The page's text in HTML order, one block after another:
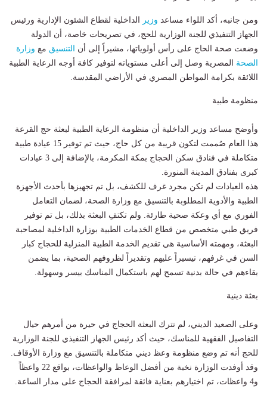
ومن جانبه، أكد اللواء مساعد وزير الداخلية لقطاع الشئون الإدارية ورئيس
الجهاز التنفيذي للجنة الوزارية للحج، في تصريحات خاصة، أن الدولة
وضعت صحة الحاج على رأس أولوياتها، مشيراً إلى أن التنسيق مع وزارة
الصحة المصرية وصل إلى أعلى مستوياته لتوفير كافة أوجه الرعاية الطبية
اللائقة بكرامة المواطن المصري في الأراضي المقدسة.
منظومة طبية
وأوضح مساعد وزير الداخلية أن منظومة الرعاية الطبية لبعثة حج القرعة
هذا العام صُممت لتكون قريبة من كل حاج، حيث تم توفير 15 عيادة طبية
متكاملة في فنادق سكن الحجاج بمكة المكرمة، بالإضافة إلى 3 عيادات
كبرى بفنادق المدينة المنورة.
هذه العيادات لم تكن مجرد غرف للكشف، بل تم تجهيزها بأحدث الأجهزة
الطبية والأدوية المطلوبة بالتنسيق مع وزارة الصحة، لضمان التعامل
الفوري مع أي وعكة صحية طارئة. ولم تكتفِ البعثة بذلك، بل تم توفير
فريق طبي متخصص من قطاع الخدمات الطبية بوزارة الداخلية لمصاحبة
البعثة، ومهمته الأساسية هي تقديم الخدمة الطبية المنزلية للحجاج كبار
السن في غرفهم، تيسيراً عليهم وتقديراً لظروفهم الصحية، بما يضمن
بقاءهم في حالة بدنية تسمح لهم باستكمال المناسك بيسر وسهولة.
بعثة دينية
وعلى الصعيد الديني، لم تترك البعثة الحجاج في حيرة من أمرهم حيال
التفاصيل الفقهية للمناسك، حيث أكد رئيس الجهاز التنفيذي للجنة الوزارية
للحج أنه تم وضع منظومة وعظ ديني متكاملة بالتنسيق مع وزارة الأوقاف.
وقد أوفدت الوزارة نخبة من أفضل الوعاظ والواعظات، بواقع 22 واعظاً
و4 واعظات، تم اختيارهم بعناية فائقة لمرافقة الحجاج على مدار الساعة.